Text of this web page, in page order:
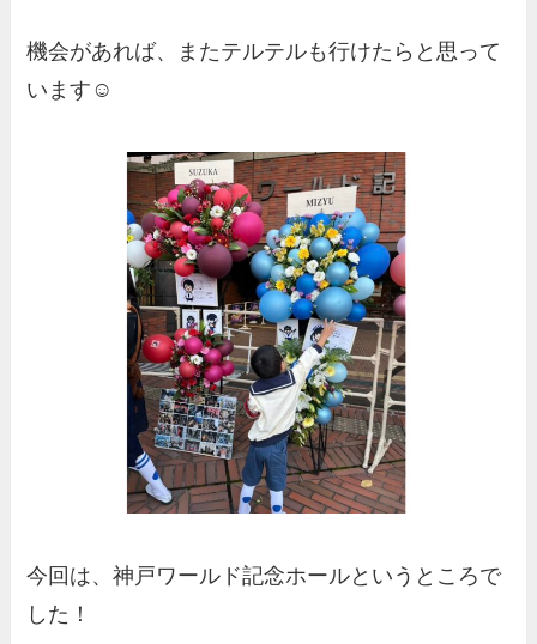
機会があれば、またテルテルも行けたらと思って
います☺️
今回は、神戸ワールド記念ホールというところで
した！